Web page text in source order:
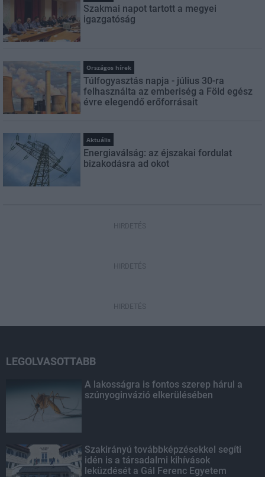
Szakmai napot tartott a megyei
igazgatóság
Országos hírek
Túlfogyasztás napja - július 30-ra
felhasználta az emberiség a Föld egész
évre elegendő erőforrásait
Aktuális
Energiaválság: az éjszakai fordulat
bizakodásra ad okot
HIRDETÉS
HIRDETÉS
HIRDETÉS
LEGOLVASOTTABB
A lakosságra is fontos szerep hárul a
szúnyoginvázió elkerülésében
Szakirányú továbbképzésekkel segíti
idén is a társadalmi kihívások
leküzdését a Gál Ferenc Egyetem